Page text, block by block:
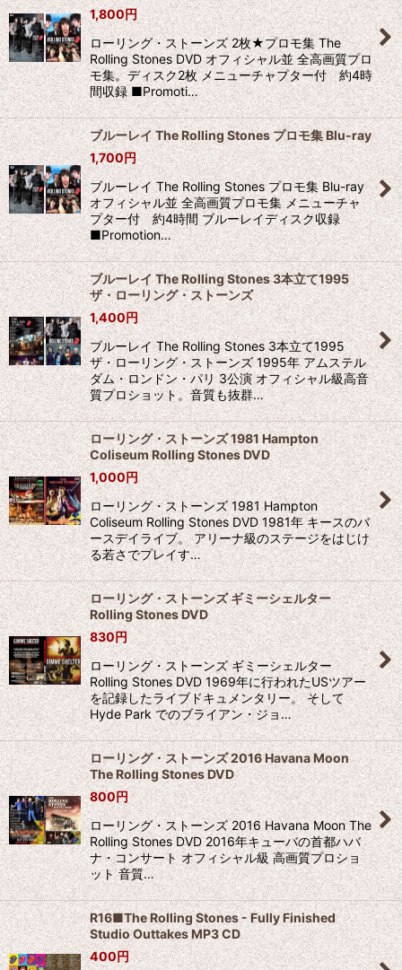
1,800円
ローリング・ストーンズ 2枚★プロモ集 The
Rolling Stones DVD オフィシャル並 全高画質プロ
モ集。ディスク2枚 メニューチャプター付 約4時
間収録 ■Promoti…
ブルーレイ The Rolling Stones プロモ集 Blu-ray
1,700円
ブルーレイ The Rolling Stones プロモ集 Blu-ray
オフィシャル並 全高画質プロモ集 メニューチャ
プター付 約4時間 ブルーレイディスク収録
■Promotion…
ブルーレイ The Rolling Stones 3本立て1995
ザ・ローリング・ストーンズ
1,400円
ブルーレイ The Rolling Stones 3本立て1995
ザ・ローリング・ストーンズ 1995年 アムステル
ダム・ロンドン・パリ 3公演 オフィシャル級高音
質プロショット。音質も抜群…
ローリング・ストーンズ 1981 Hampton
Coliseum Rolling Stones DVD
1,000円
ローリング・ストーンズ 1981 Hampton
Coliseum Rolling Stones DVD 1981年 キースのバ
ースデイライブ。 アリーナ級のステージをはじけ
る若さでプレイす…
ローリング・ストーンズ ギミーシェルター
Rolling Stones DVD
830円
ローリング・ストーンズ ギミーシェルター
Rolling Stones DVD 1969年に行われたUSツアー
を記録したライブドキュメンタリー。 そして
Hyde Park でのブライアン・ジョ…
ローリング・ストーンズ 2016 Havana Moon
The Rolling Stones DVD
800円
ローリング・ストーンズ 2016 Havana Moon The
Rolling Stones DVD 2016年キューバの首都ハバ
ナ・コンサート オフィシャル級 高画質プロショ
ット 音質…
R16■The Rolling Stones - Fully Finished
Studio Outtakes MP3 CD
400円